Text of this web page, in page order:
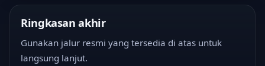
Ringkasan akhir
Gunakan jalur resmi yang tersedia di atas untuk
langsung lanjut.